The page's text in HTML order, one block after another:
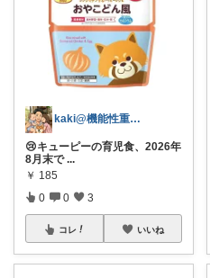
kaki@機能性重視パパ
😢キューピーの育児食、2026年
8月末で...
￥ 185
0 0 3
コレ いいね